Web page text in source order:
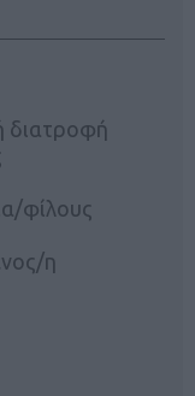
διατροφή
φίλους
η